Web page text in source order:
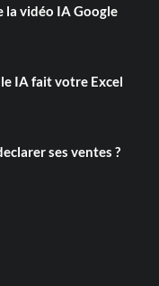
la vidéo IA Google
IA fait votre Excel
ses ventes ?